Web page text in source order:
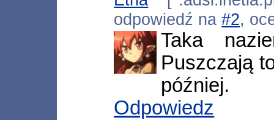
odpowiedź na#2,
Taka
Puszczają
później.
Odpowiedz